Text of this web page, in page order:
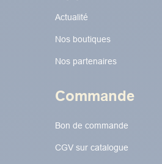
Actualité
Nos boutiques
Nos partenaires
Commande
Bon de commande
CGV sur catalogue